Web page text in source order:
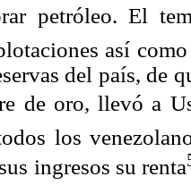
petróleo. El
así
del país, de
de oro, llevó a
los
ingresos su renta